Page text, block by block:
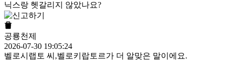
닉스랑 헷갈리지 않았나요?
공룡천제
2026-07-30 19:05:24
벨로시랩토 씨,벨로키랍토르가 더 알맞은 말이에요.